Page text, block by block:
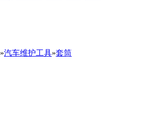
»汽车维护工具»套筒